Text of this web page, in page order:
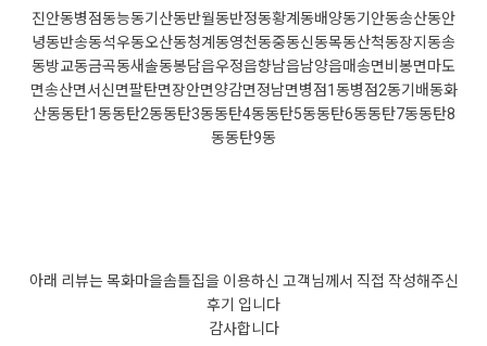
진안동병점동능동기산동반월동반정동황계동배양동기안동송산동안
녕동반송동석우동오산동청계동영천동중동신동목동산척동장지동송
동방교동금곡동새솔동봉담읍우정읍향남읍남양읍매송면비봉면마도
면송산면서신면팔탄면장안면양감면정남면병점1동병점2동기배동화
산동동탄1동동탄2동동탄3동동탄4동동탄5동동탄6동동탄7동동탄8
동동탄9동
아래 리뷰는 목화마을솜틀집을 이용하신 고객님께서 직접 작성해주신
후기 입니다
감사합니다